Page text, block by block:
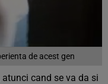
de acest gen
cand se va da si